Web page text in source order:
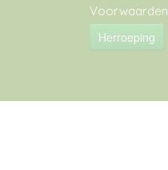
Voorwaarden
Herroeping